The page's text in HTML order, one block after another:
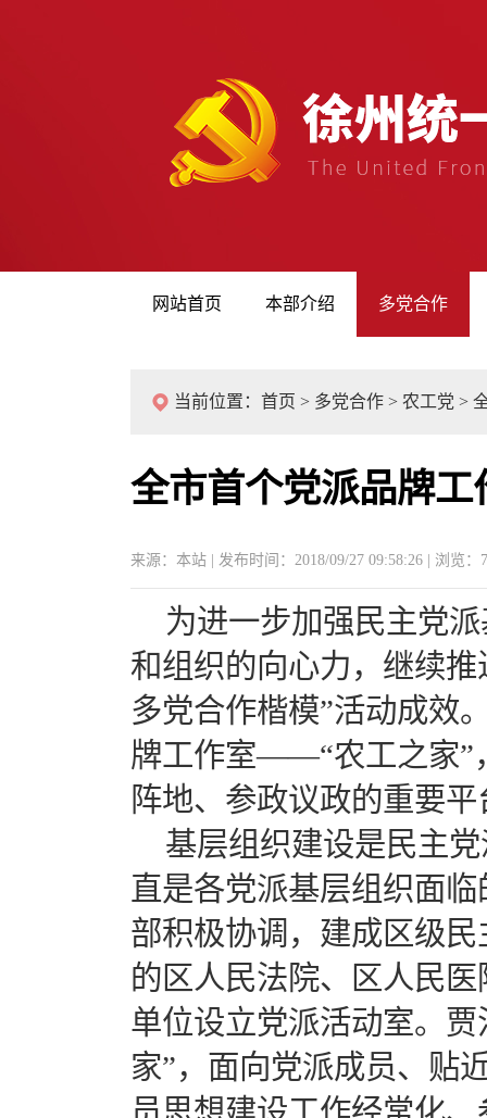
网站首页 本部介绍 多党合作
当前位置： 首页 > 多党合作 > 农工党 >
全市首个党派品牌
来源：本站 | 发布时间：2018/09/27 09:58:26 | 浏览：
为进一步加强民主党
和组织的向心力，继续
多党合作楷模”活动成效
牌工作室——“农工之家”
阵地、参政议政的重要
基层组织建设是民主
直是各党派基层组织面
部积极协调，建成区级
的区人民法院、区人民
单位设立党派活动室。
家”，面向党派成员、贴